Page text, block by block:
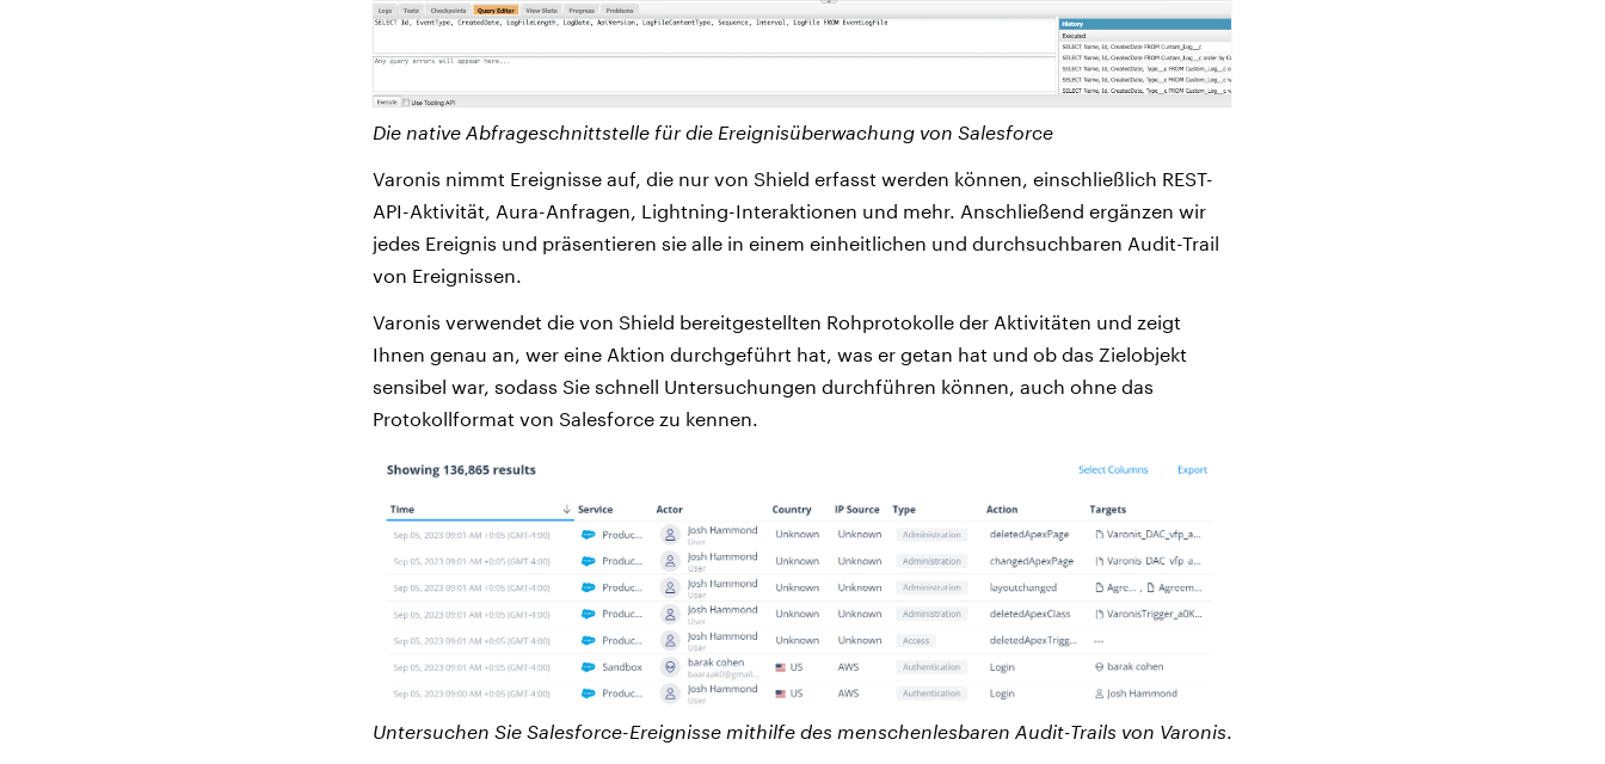
Die native Abfrageschnittstelle für die Ereignisüberwachung von Salesforce
Varonis nimmt Ereignisse auf, die nur von Shield erfasst werden können, einschließlich REST-
API-Aktivität, Aura-Anfragen, Lightning-Interaktionen und mehr. Anschließend ergänzen wir
jedes Ereignis und präsentieren sie alle in einem einheitlichen und durchsuchbaren Audit-Trail
von Ereignissen.
Varonis verwendet die von Shield bereitgestellten Rohprotokolle der Aktivitäten und zeigt
Ihnen genau an, wer eine Aktion durchgeführt hat, was er getan hat und ob das Zielobjekt
sensibel war, sodass Sie schnell Untersuchungen durchführen können, auch ohne das
Protokollformat von Salesforce zu kennen.
Untersuchen Sie Salesforce-Ereignisse mithilfe des menschenlesbaren Audit-Trails von Varonis